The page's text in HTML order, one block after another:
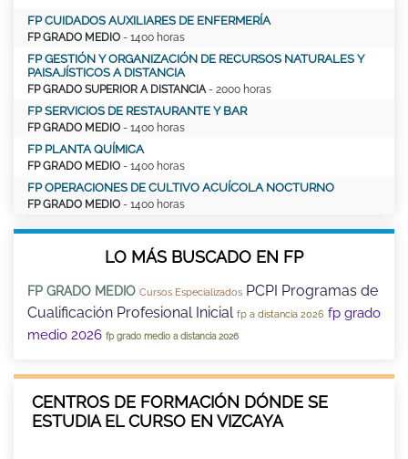
FP CUIDADOS AUXILIARES DE ENFERMERÍA
FP GRADO MEDIO - 1400 horas
FP GESTIÓN Y ORGANIZACIÓN DE RECURSOS NATURALES Y
PAISAJÍSTICOS A DISTANCIA
FP GRADO SUPERIOR A DISTANCIA- 2000 horas
FP SERVICIOS DE RESTAURANTE Y BAR
FP GRADO MEDIO - 1400 horas
FP PLANTA QUÍMICA
FP GRADO MEDIO - 1400 horas
FP OPERACIONES DE CULTIVO ACUÍCOLA NOCTURNO
FP GRADO MEDIO - 1400 horas
LO MÁS BUSCADO EN FP
FP GRADO MEDIO Cursos Especializados PCPI Programas de
Cualificación Profesional Inicial fp a distancia 2026 fp grado
medio 2026 fp grado medio a distancia 2026
CENTROS DE FORMACIÓN DÓNDE SE
ESTUDIA EL CURSO EN VIZCAYA